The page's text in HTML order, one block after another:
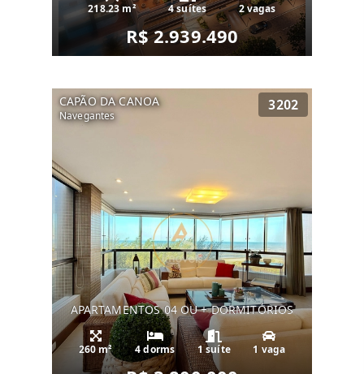
218.23 m² 4 suítes 2 vagas
R$ 2.939.490
CAPÃO DA CANOA
Navegantes
3202
APARTAMENTOS 04 OU + DORMITÓRIOS
260 m² 4 dorms 1 suíte 1 vaga